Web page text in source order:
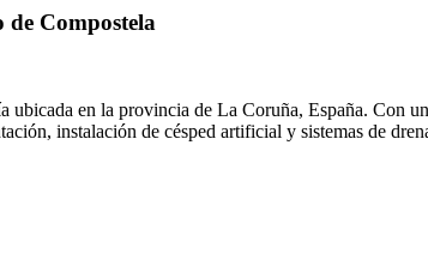
Compostela
ubicada en la provincia de La Coruña, España. Con
instalación de césped artificial y sistemas de